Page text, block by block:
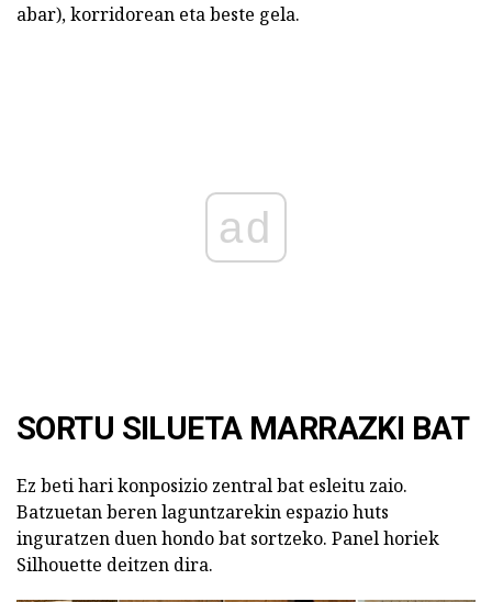
abar), korridorean eta beste gela.
ad
SORTU SILUETA MARRAZKI BAT
Ez beti hari konposizio zentral bat esleitu zaio.
Batzuetan beren laguntzarekin espazio huts
inguratzen duen hondo bat sortzeko. Panel horiek
Silhouette deitzen dira.